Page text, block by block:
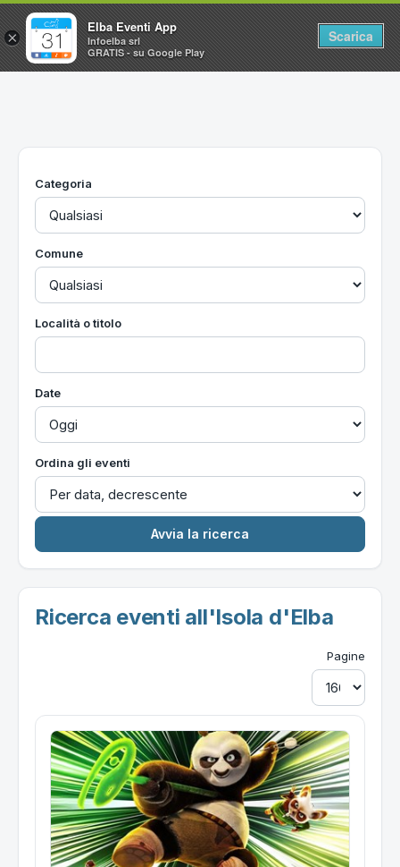
Home
Utilità
Categoria
Comune
Località o titolo
Date
Ordina gli eventi
Ricerca eventi all'Isola d'Elba
Pagine
×
Elba Eventi App
Infoelba srl
GRATIS - su Google Play
Scarica